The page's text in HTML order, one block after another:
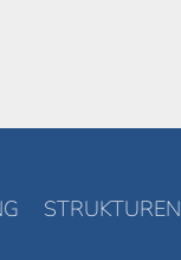
STRUKTUREN